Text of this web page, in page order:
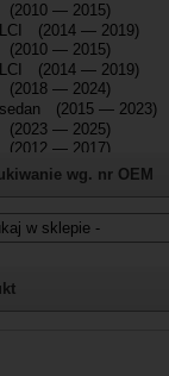
wg. nr OEM